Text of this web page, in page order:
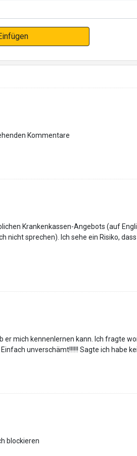
Kommentare
Krankenkassen-Angebots (auf
nicht sprechen). Ich sehe ein Risiko,
er mich kennenlernen kann. Ich fragte
unverschämt!!!!!! Sagte ich habe
blockieren